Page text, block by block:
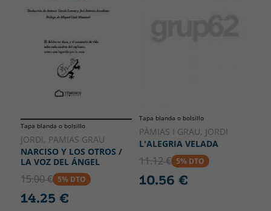
Tapa blanda o bolsillo
JORDI, PAMIAS GRAU
NARCISO Y LOS OTROS /
LA VOZ DEL ÁNGEL
15.00 € 5% DTO
14.25 €
Tapa blanda o bolsillo
PÀMIAS I GRAU, JORDI
L'ALEGRIA VELADA
11.12 € 5% DTO
10.56 €